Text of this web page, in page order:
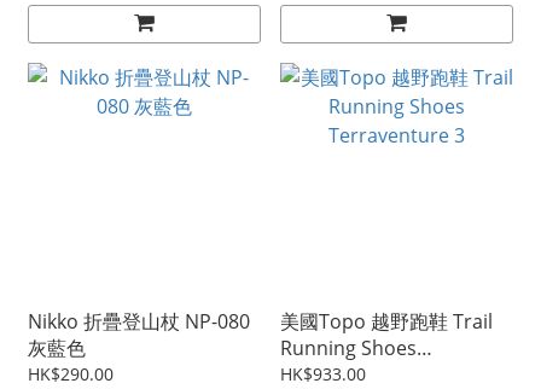
Nikko 折疊登山杖 NP-080
灰藍色
HK$290.00
美國Topo 越野跑鞋 Trail
Running Shoes
Terraventure 3
HK$933.00